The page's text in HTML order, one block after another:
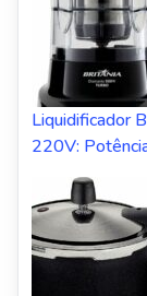
Liquidificador
220V: